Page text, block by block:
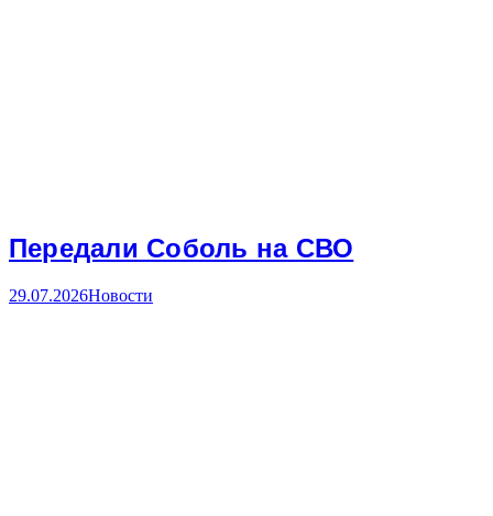
Передали Соболь на СВО
29.07.2026Новости